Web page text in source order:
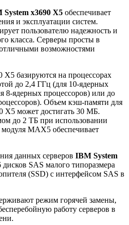
System x3690 X5 обеспечивает
и эксплуатации систем.
пользователю надежность и
класса. Серверы просты в
возможностями
базируются на процессорах
до 2,4 ГГц (для 10-ядерных
8-ядерных процессоров) или до
Объем кэш-памяти для
X5 может достигать 30 МБ.
до 2 ТБ при использовании
MAX5 обеспечивает
данных серверов IBM System
SAS малого типоразмера
(SSD) с интерфейсом SAS в
режим горячей замены,
работу серверов в